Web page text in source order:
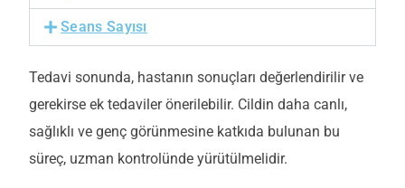
Seans Sayısı
Tedavi sonunda, hastanın sonuçları değerlendirilir ve
gerekirse ek tedaviler önerilebilir. Cildin daha canlı,
sağlıklı ve genç görünmesine katkıda bulunan bu
süreç, uzman kontrolünde yürütülmelidir.